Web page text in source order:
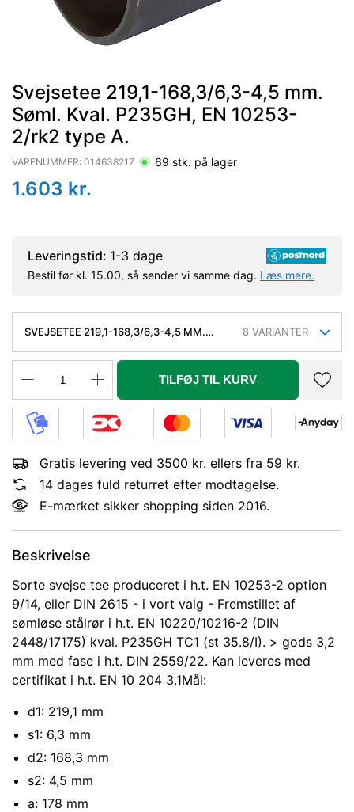
Svejsetee 219,1-168,3/6,3-4,5 mm.
Søml. Kval. P235GH, EN 10253-
2/rk2 type A.
VARENUMMER: 014638217 69 stk. på lager
1.603 kr.
Leveringstid: 1-3 dage
Bestil før kl. 15.00, så sender vi samme dag. Læs mere.
SVEJSETEE 219,1-168,3/6,3-4,5 MM.
TYPE A.
8 VARIANTER
TILFØJ TIL KURV
Gratis levering ved 3500 kr. ellers fra 59 kr.
14 dages fuld returret efter modtagelse.
E-mærket sikker shopping siden 2016.
Beskrivelse
Sorte svejse tee produceret i h.t. EN 10253-2 option
9/14, eller DIN 2615 - i vort valg - Fremstillet af
sømløse stålrør i h.t. EN 10220/10216-2 (DIN
2448/17175) kval. P235GH TC1 (st 35.8/I). > gods 3,2
mm med fase i h.t. DIN 2559/22. Kan leveres med
certifikat i h.t. EN 10 204 3.1Mål:
d1: 219,1 mm
s1: 6,3 mm
d2: 168,3 mm
s2: 4,5 mm
a: 178 mm